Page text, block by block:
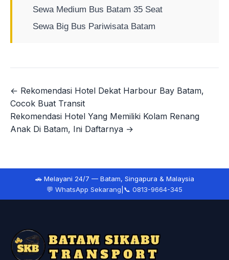
Sewa Medium Bus Batam 35 Seat
Sewa Big Bus Pariwisata Batam
Navigasi
pos
← Rekomendasi Hotel Dekat Harbour Bay Batam,
Cocok Buat Transit
Rekomendasi Hotel Yang Memiliki Kolam Renang
Anak Di Batam, Ini Daftarnya →
🚗 Melayani 24/7 — Batam, Singapura & Malaysia
💬 WhatsApp Sekarang 📞 0813-9664-345